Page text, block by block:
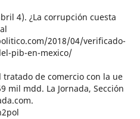
4). ¿La corrupción cuesta
2018/04/verificado-
pib-en-mexico/
tratado de comercio con la ue
mil mdd. La Jornada, Sección